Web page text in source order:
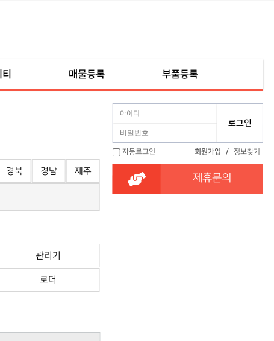
매물등록 부품등록
경북 경남 제주
관리기
로더
자동로그인 회원가입 / 정보찾기
제휴문의